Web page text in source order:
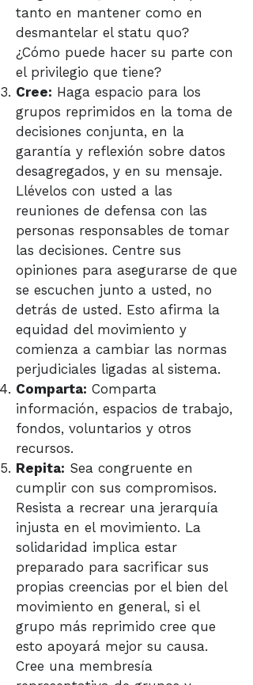
tanto en mantener como en
desmantelar el statu quo?
¿Cómo puede hacer su parte con
el privilegio que tiene?
Cree: Haga espacio para los
grupos reprimidos en la toma de
decisiones conjunta, en la
garantía y reflexión sobre datos
desagregados, y en su mensaje.
Llévelos con usted a las
reuniones de defensa con las
personas responsables de tomar
las decisiones. Centre sus
opiniones para asegurarse de que
se escuchen junto a usted, no
detrás de usted. Esto afirma la
equidad del movimiento y
comienza a cambiar las normas
perjudiciales ligadas al sistema.
Comparta: Comparta
información, espacios de trabajo,
fondos, voluntarios y otros
recursos.
Repita: Sea congruente en
cumplir con sus compromisos.
Resista a recrear una jerarquía
injusta en el movimiento. La
solidaridad implica estar
preparado para sacrificar sus
propias creencias por el bien del
movimiento en general, si el
grupo más reprimido cree que
esto apoyará mejor su causa.
Cree una membresía